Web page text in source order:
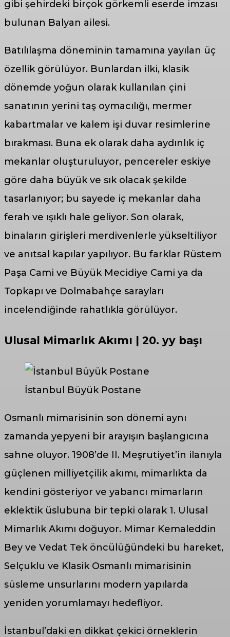
gibi şehirdeki birçok görkemli eserde imzası
bulunan Balyan ailesi.
Batılılaşma döneminin tamamına yayılan üç
özellik görülüyor. Bunlardan ilki, klasik
dönemde yoğun olarak kullanılan çini
sanatının yerini taş oymacılığı, mermer
kabartmalar ve kalem işi duvar resimlerine
bırakması. Buna ek olarak daha aydınlık iç
mekanlar oluşturuluyor, pencereler eskiye
göre daha büyük ve sık olacak şekilde
tasarlanıyor; bu sayede iç mekanlar daha
ferah ve ışıklı hale geliyor. Son olarak,
binaların girişleri merdivenlerle yükseltiliyor
ve anıtsal kapılar yapılıyor. Bu farklar Rüstem
Paşa Cami ve Büyük Mecidiye Cami ya da
Topkapı ve Dolmabahçe sarayları
incelendiğinde rahatlıkla görülüyor.
Ulusal Mimarlık Akımı | 20. yy başı
İstanbul Büyük Postane
Osmanlı mimarisinin son dönemi aynı
zamanda yepyeni bir arayışın başlangıcına
sahne oluyor. 1908’de II. Meşrutiyet’in ilanıyla
güçlenen milliyetçilik akımı, mimarlıkta da
kendini gösteriyor ve yabancı mimarların
eklektik üslubuna bir tepki olarak 1. Ulusal
Mimarlık Akımı doğuyor. Mimar Kemaleddin
Bey ve Vedat Tek öncülüğündeki bu hareket,
Selçuklu ve Klasik Osmanlı mimarisinin
süsleme unsurlarını modern yapılarda
yeniden yorumlamayı hedefliyor.
İstanbul’daki en dikkat çekici örneklerin